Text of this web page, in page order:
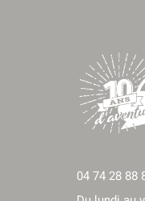
04 74 28 88